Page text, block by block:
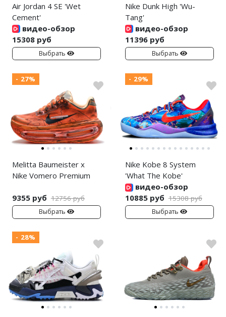
Air Jordan 4 SE 'Wet
Cement'
видео-обзор
15308 руб
Выбрать
Nike Dunk High 'Wu-
Tang'
видео-обзор
11396 руб
Выбрать
- 27%
Melitta Baumeister x
Nike Vomero Premium
9355 руб 12756 руб
Выбрать
- 29%
Nike Kobe 8 System
'What The Kobe'
видео-обзор
10885 руб 15308 руб
Выбрать
- 28%